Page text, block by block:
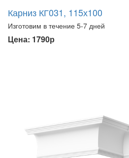
Карниз КГ031, 115х100
Изготовим в течение 5-7 дней
Цена: 1790р